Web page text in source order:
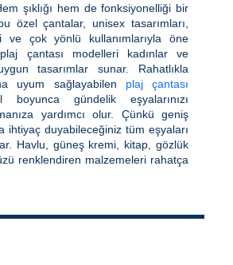
şıklığı hem de fonksiyonelliği bir
özel çantalar, unisex tasarımları,
ve çok yönlü kullanımlarıyla öne
çantası modelleri kadınlar ve
tasarımlar sunar. Rahatlıkla
uyum sağlayabilen plaj çantası
boyunca gündelik eşyalarınızı
yardımcı olur. Çünkü geniş
ihtiyaç duyabileceğiniz tüm eşyaları
Havlu, güneş kremi, kitap, gözlük
renklendiren malzemeleri rahatça